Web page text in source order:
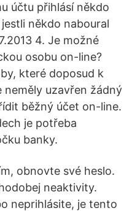
účtu přihlásí někdo
někdo naboural
4. Je možné
osobu on-line?
které doposud k
neměly uzavřen žádný
běžný účet on-line.
je potřeba
banky.
obnovte své heslo.
neaktivity.
neprihlásite, je tento